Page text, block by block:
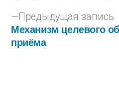
Предыдущая запись
Механизм целевого
приёма